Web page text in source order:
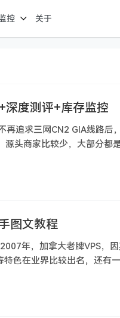
控 关于
深度测评+库存监控
再追求三网CN2 GIA线路后
源头商家比较少，大部分都
图文教程
年，加拿大老牌VPS，
特色在业界比较出名，还有